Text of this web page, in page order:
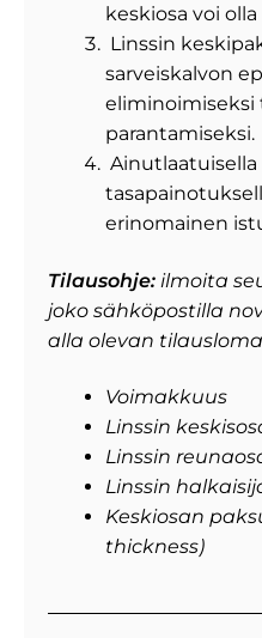
keskiosa voi
Linssin
sarveiskalvon
eliminoimiseksi
parantamiseksi.
erinomainen
Tilausohje: ilmoita
joko sähköpostilla
alla olevan
Voimakkuus
Linssin
Linssin
Linssin
Keskiosan
thickness)